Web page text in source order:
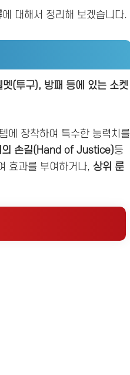
에 대해서 정리해 보겠습니다.
(투구), 방패 등에 있는 소켓
에 장착하여 특수한 능력치를
의 손길(Hand of Justice)등
효과를 부여하거나, 상위 룬